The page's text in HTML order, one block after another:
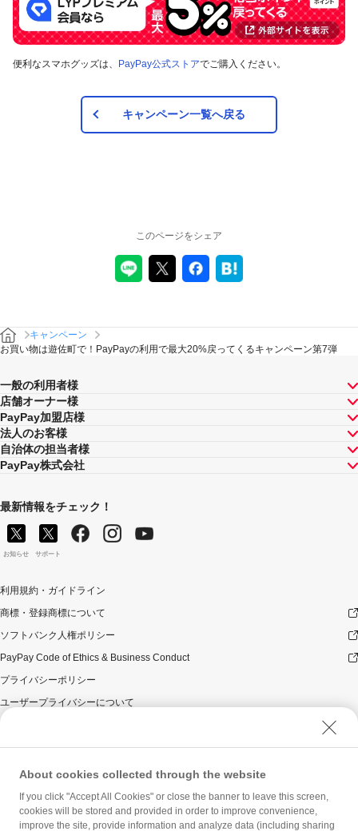
便利なスマホグッズは、 PayPay公式ストアでご購入ください。
キャンペーン一覧へ戻る
このページをシェア
キャンペーン
お買い物は遊佐町で！PayPayの利用で最大20%戻ってくるキャンペーン第7弾
一般の利用者様
店舗オーナー様
PayPay加盟店様
法人のお客様
自治体の担当者様
PayPay株式会社
最新情報をチェック！
お知らせ サポート
利用規約・ガイドライン
商標・登録商標について
ソフトバンク人権ポリシー
PayPay Code of Ethics & Business Conduct
プライバシーポリシー
ユーザープライバシーについて
ウェブサイト利用規約
反社会的勢力に対する方針
勧誘方針
マネロン等基本方針
About cookies collected through the website
If you click "Accept All Cookies" or close the banner to leave this screen,
cookies will be stored and provided in order to improve convenience,
improve the site, provide information and analyze data (including sharing